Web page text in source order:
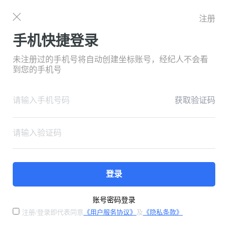
注册
手机快捷登录
未注册过的手机号将自动创建坐标账号，经纪人不会看
到您的手机号
获取验证码
登录
账号密码登录
注册/登录即代表同意 《用户服务协议》 及 《隐私条款》